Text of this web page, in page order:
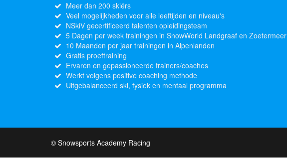
Meer dan 200 skiërs
Veel mogelijkheden voor alle leeftijden en niveau's
NSkiV gecertificeerd talenten opleidingsteam
5 Dagen per week trainingen in SnowWorld Landgraaf en Zoetermeer
10 Maanden per jaar trainingen in Alpenlanden
Gratis proeftraining
Ervaren en gepassioneerde trainers/coaches
Werkt volgens positive coaching methode
Uitgebalanceerd ski, fysiek en mentaal programma
© Snowsports Academy Racing